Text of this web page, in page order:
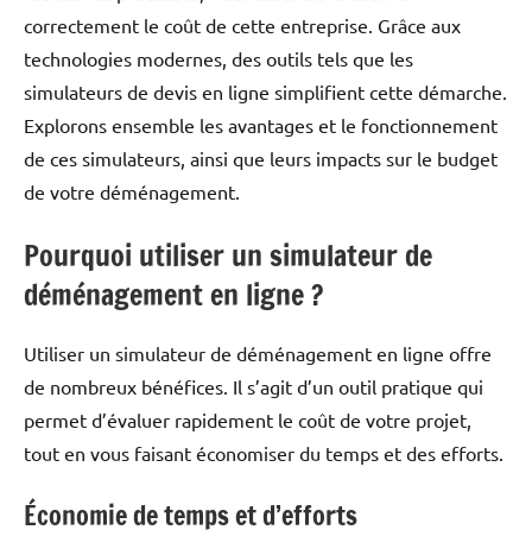
correctement le coût de cette entreprise. Grâce aux
technologies modernes, des outils tels que les
simulateurs de devis en ligne simplifient cette démarche.
Explorons ensemble les avantages et le fonctionnement
de ces simulateurs, ainsi que leurs impacts sur le budget
de votre déménagement.
Pourquoi utiliser un simulateur de
déménagement en ligne ?
Utiliser un simulateur de déménagement en ligne offre
de nombreux bénéfices. Il s’agit d’un outil pratique qui
permet d’évaluer rapidement le coût de votre projet,
tout en vous faisant économiser du temps et des efforts.
Économie de temps et d’efforts